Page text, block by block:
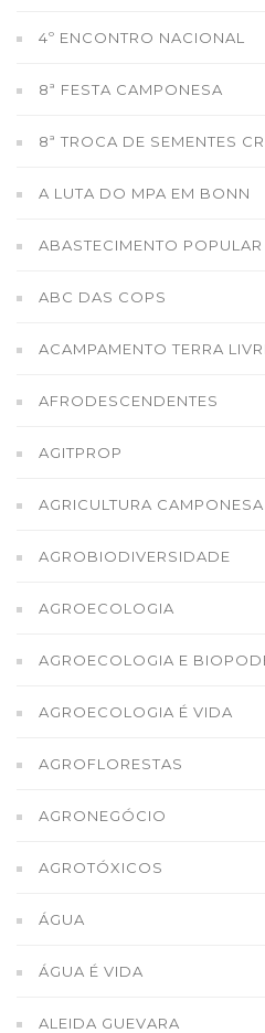
4º ENCONTRO NACIONAL
8ª FESTA CAMPONESA
8ª TROCA DE SEMENTES
A LUTA DO MPA EM BONN
ABASTECIMENTO POPULAR
ABC DAS COPS
ACAMPAMENTO TERRA
AFRODESCENDENTES
AGITPROP
AGRICULTURA CAMPONESA
AGROBIODIVERSIDADE
AGROECOLOGIA
AGROECOLOGIA E
AGROECOLOGIA É VIDA
AGROFLORESTAS
AGRONEGÓCIO
AGROTÓXICOS
ÁGUA
ÁGUA É VIDA
ALEIDA GUEVARA